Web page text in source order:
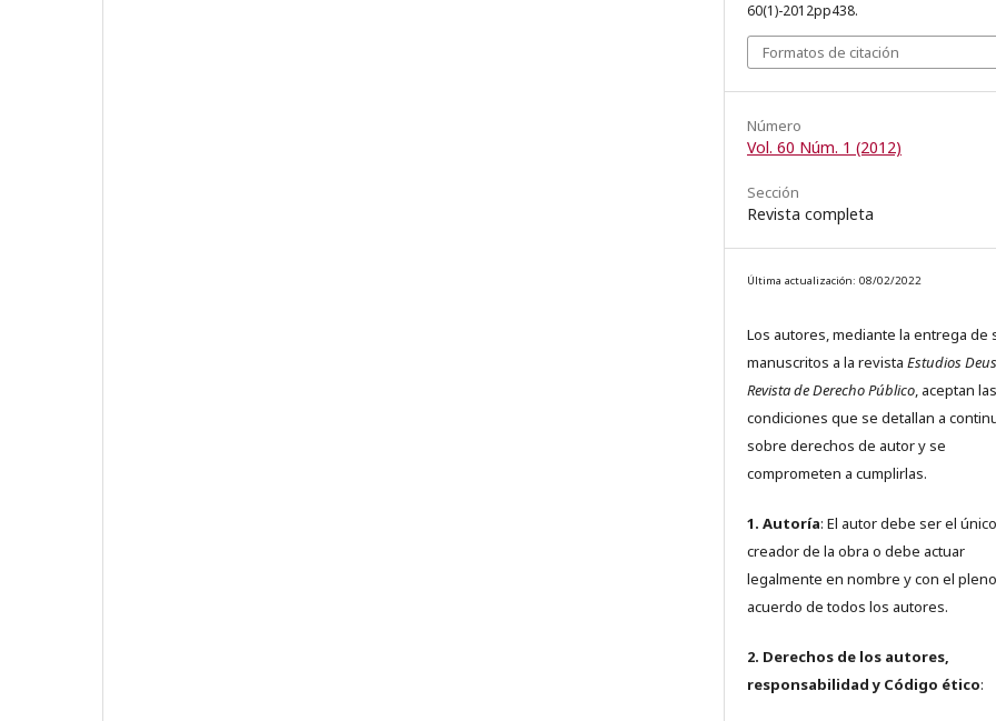
60(1)-2012pp438.
Formatos de citación
Número
Vol. 60 Núm. 1 (2012)
Sección
Revista completa
Última actualización: 08/02/2022
Los autores, mediante la entrega de
manuscritos a la revista Estudios
Revista de Derecho Público, aceptan las
condiciones que se detallan a
sobre derechos de autor y se
comprometen a cumplirlas.
1. Autoría: El autor debe ser el único
creador de la obra o debe actuar
legalmente en nombre y con el pleno
acuerdo de todos los autores.
2. Derechos de los autores,
responsabilidad y Código ético: